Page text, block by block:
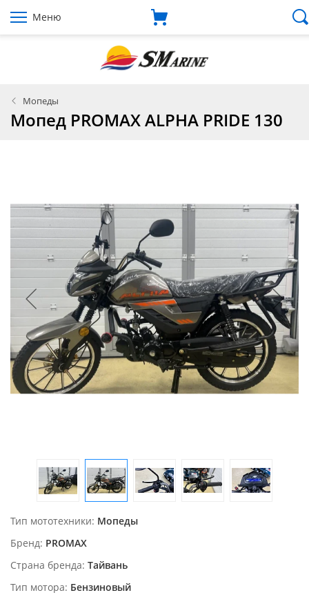
Меню
Мопеды
Мопед PROMAX ALPHA PRIDE 130
Тип мототехники Мопеды
Бренд PROMAX
Страна бренда Тайвань
Тип мотора Бензиновый